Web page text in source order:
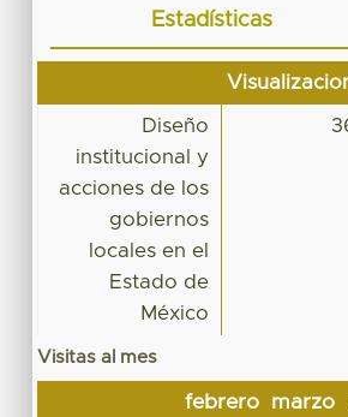
Estadísticas
Diseño
institucional y
acciones de los
gobiernos
locales en el
Estado de
México
Visitas al mes
febrero
marzo